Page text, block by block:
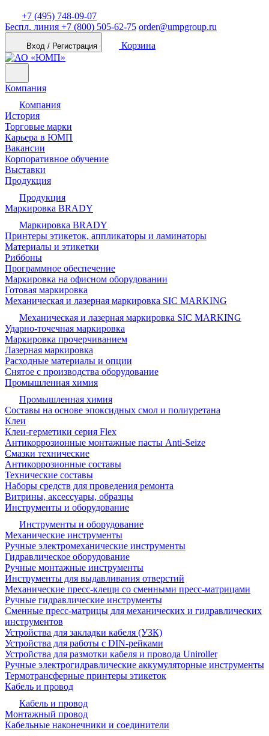
+7 (495) 748-09-07
Беспл. линия +7 (800) 505-62-75 order@umpgroup.ru
Вход / Регистрация Корзина
Компания
Компания
История
Торговые марки
Карьера в ЮМП
Вакансии
Корпоративное обучение
Выставки
Продукция
Продукция
Маркировка BRADY
Маркировка BRADY
Принтеры этикеток, аппликаторы и ламинаторы
Материалы и этикетки
Риббоны
Программное обеспечение
Маркировка на офисном оборудовании
Готовая маркировка
Механическая и лазерная маркировка SIC MARKING
Механическая и лазерная маркировка SIC MARKING
Ударно-точечная маркировка
Маркировка прочерчиванием
Лазерная маркировка
Расходные материалы и опции
Снятое с производства оборудование
Промышленная химия
Промышленная химия
Составы на основе эпоксидных смол и полиуретана
Клеи
Клеи-герметики серия Flex
Антикоррозионные монтажные пасты Anti-Seize
Смазки технические
Антикоррозионные составы
Технические составы
Наборы средств для проведения ремонта
Витрины, аксессуары, образцы
Инструменты и оборудование
Инструменты и оборудование
Механические инструменты
Ручные электромеханические инструменты
Гидравлическое оборудование
Ручные монтажные инструменты
Инструменты для выдавливания отверстий
Механические пресс-клещи со сменными пресс-матрицами
Ручные гидравлические инструменты
Сменные пресс-матрицы для механических и гидравлических
инструментов
Устройства для закладки кабеля (УЗК)
Устройства для работы с DIN-рейками
Устройства для размотки кабеля и провода Uniroller
Ручные электрогидравлические аккумуляторные инструменты
Термотрансферные принтеры этикеток
Кабель и провод
Кабель и провод
Монтажный провод
Кабельные наконечники и соединители